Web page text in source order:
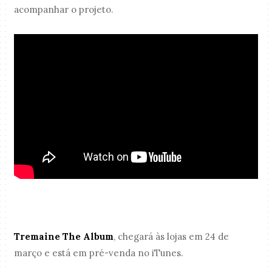
acompanhar o projeto.
Tremaine The Album, chegará às lojas em 24 de
março e está em pré-venda no iTunes.